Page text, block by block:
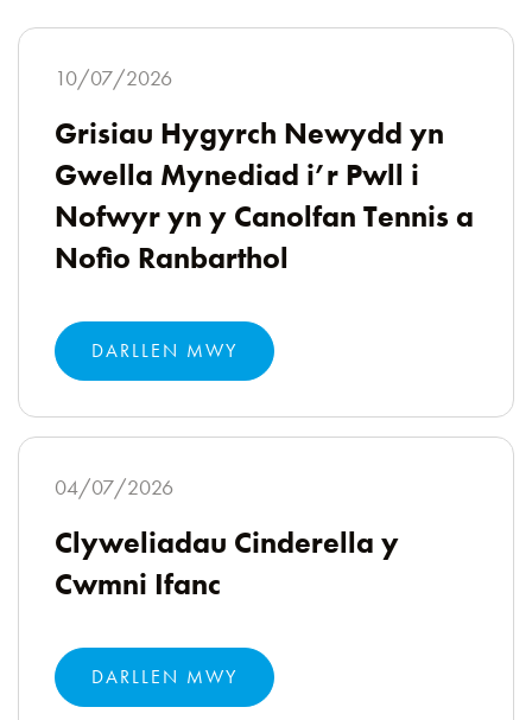
10/07/2026
Grisiau Hygyrch Newydd yn
Gwella Mynediad i’r Pwll i
Nofwyr yn y Canolfan Tennis a
Nofio Ranbarthol
DARLLEN MWY
04/07/2026
Clyweliadau Cinderella y
Cwmni Ifanc
DARLLEN MWY